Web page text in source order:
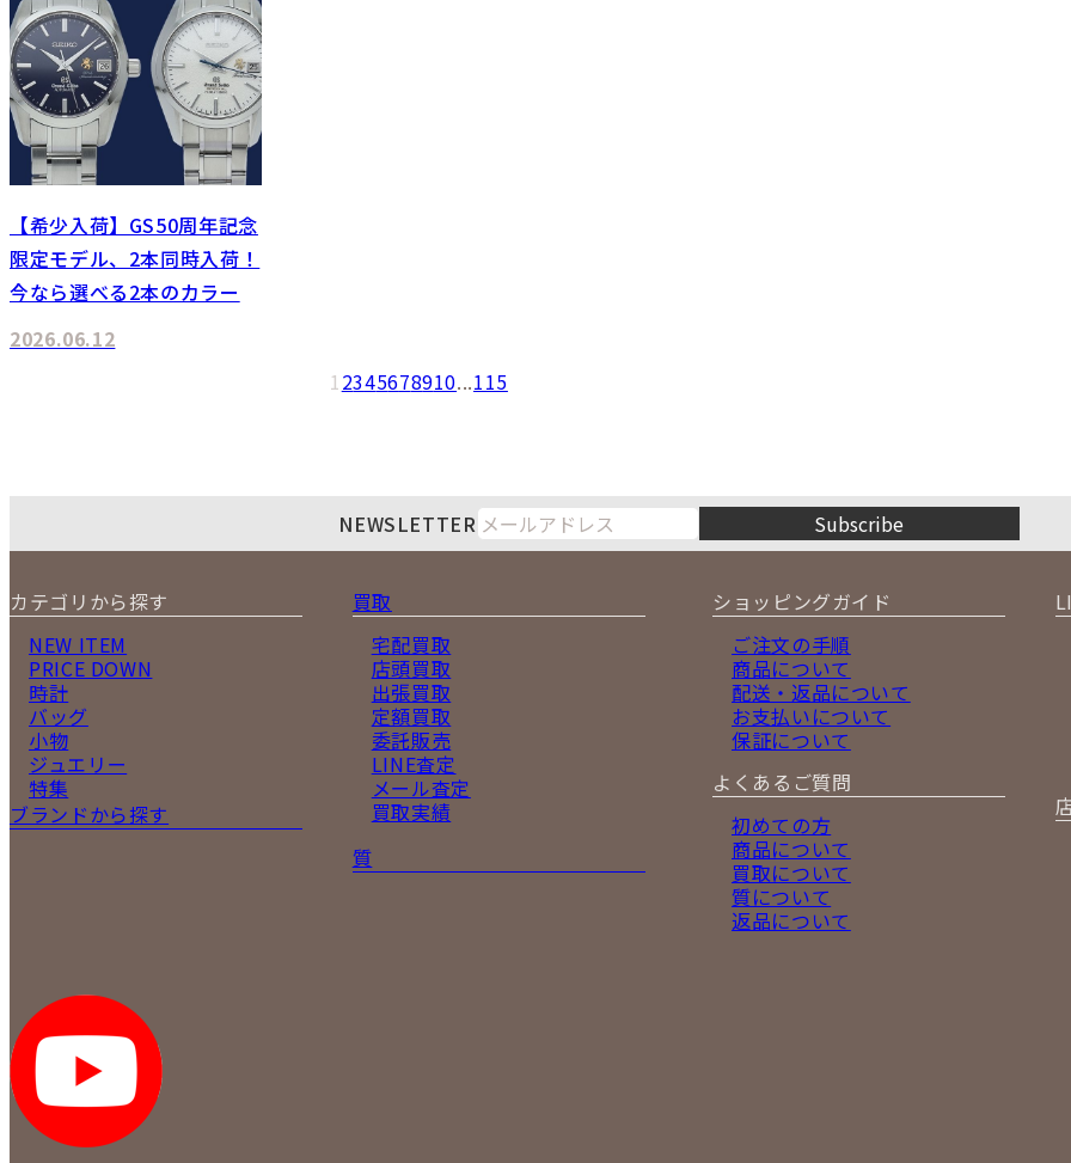
【希少入荷】GS50周年記念
限定モデル、2本同時入荷！
今なら選べる2本のカラー
2026.06.12
12345678910...115
NEWSLETTER Subscribe
カテゴリから探す
NEW ITEM
PRICE DOWN
時計
バッグ
小物
ジュエリー
特集
ブランドから探す
買取
宅配買取
店頭買取
出張買取
定額買取
委託販売
LINE査定
メール査定
買取実績
質
ショッピングガイド
ご注文の手順
商品について
配送・返品について
お支払いについて
保証について
よくあるご質問
初めての方
商品について
買取について
質について
返品について